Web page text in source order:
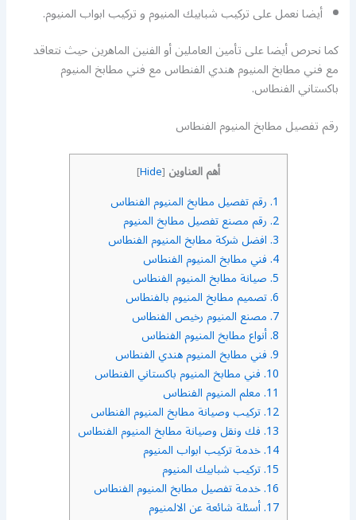
أيضا نعمل على تركيب شبابيك المنيوم و تركيب ابواب المنيوم.
كما نحرص أيضا على تأمين العاملين أو الفنين الماهرين حيث نتعاقد
مع فني مطابخ المنيوم هندي الفنطاس مع فني مطابخ المنيوم
باكستاني الفنطاس.
رقم تفصيل مطابخ المنيوم الفنطاس
أهم العناوين [
Hide
]
1. رقم تفصيل مطابخ المنيوم الفنطاس
2. رقم مصنع تفصيل مطابخ المنيوم
3. افضل شركة مطابخ المنيوم الفنطاس
4. فني مطابخ المنيوم الفنطاس
5. صيانة مطابخ المنيوم الفنطاس
6. تصميم مطابخ المنيوم بالفنطاس
7. مصنع المنيوم رخيص الفنطاس
8. أنواع مطابخ المنيوم الفنطاس
9. فني مطابخ المنيوم هندي الفنطاس
10. فني مطابخ المنيوم باكستاني الفنطاس
11. معلم المنيوم الفنطاس
12. تركيب وصيانة مطابخ المنيوم الفنطاس
13. فك ونقل وصيانة مطابخ المنيوم الفنطاس
14. خدمة تركيب ابواب المنيوم
15. تركيب شبابيك المنيوم
16. خدمة تفصيل مطابخ المنيوم الفنطاس
17. أسئلة شائعة عن الالمنيوم